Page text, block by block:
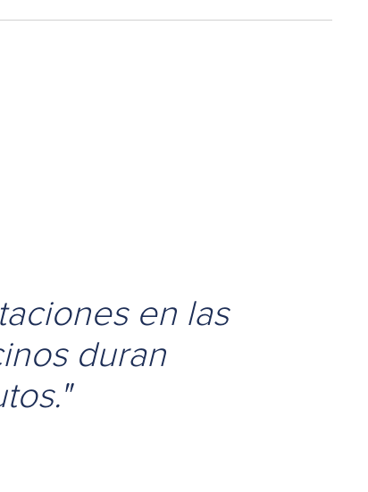
en las
duran